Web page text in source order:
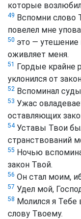
которые
49 Вспомни слово
повелел мне
50 это — утешение
оживляет меня.
51 Гордые крайне
уклонился от
52 Вспоминал
53 Ужас
оставляющих
54Уставы Твои
странствований
55 Ночью
закон Твой.
56 Он стал моим,
57 Удел мой,
58 Молился я
слову Твоему.